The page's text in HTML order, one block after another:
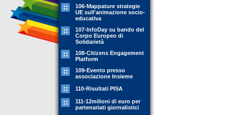
106-Mappature strategie
UE sull'animazione socio-
educativa
107-InfoDay su bando del
Corpo Europeo di
Solidarietà
108-Citizens Engagement
Platform
109-Evento presso
associazione Insieme
110-Risultati PISA
111-12milioni di euro per
partenariati giornalistici